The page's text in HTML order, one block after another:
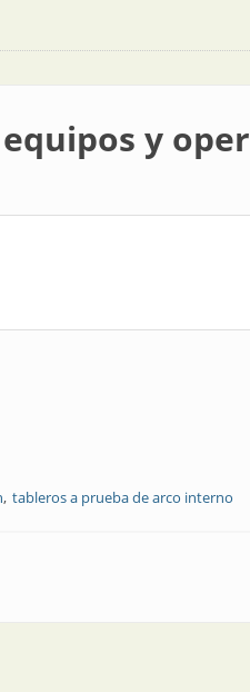
y
tableros a prueba de arco interno